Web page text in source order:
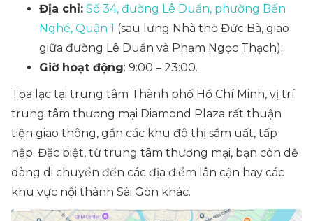
Địa chỉ: Số 34, đường Lê Duẩn, phường Bến
Nghé, Quận 1 (sau lưng Nhà thờ Đức Bà, giao
giữa đường Lê Duẩn và Phạm Ngọc Thạch).
Giờ hoạt động: 9:00 – 23:00.
Tọa lạc tại trung tâm Thành phố Hồ Chí Minh, vị trí
trung tâm thương mại Diamond Plaza rất thuận
tiện giao thông, gần các khu đô thị sầm uất, tấp
nập. Đặc biệt, từ trung tâm thương mại, bạn còn dễ
dàng di chuyển đến các địa điểm lân cận hay các
khu vực nội thành Sài Gòn khác.